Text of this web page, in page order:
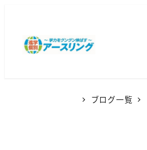
ブログ一覧